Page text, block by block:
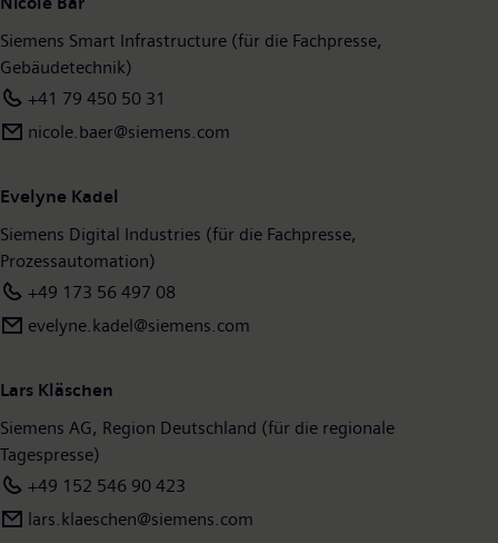
Milliarden Euro. Zum 30.09.2023 beschäftigte das
Unternehmen weltweit rund 320.000 Menschen. Weitere
Informationen finden Sie im Internet unter
Siemens Smart Infrastructure (für die Fachpresse,
Gebäudetechnik)
+41 79 450 50 31
nicole.baer@siemens.com
Evelyne Kadel
Siemens Digital Industries (für die Fachpresse,
Prozessautomation)
+49 173 56 497 08
evelyne.kadel@siemens.com
Lars Kläschen
Siemens AG, Region Deutschland (für die regionale
Tagespresse)
+49 152 546 90 423
lars.klaeschen@siemens.com